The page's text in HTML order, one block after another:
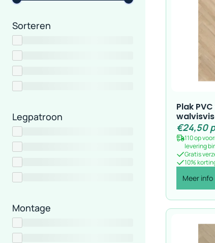
Sorteren
Standaard sortering
Legpatroon
Montage
Plak
€24,50
110 op
levering
Gratis
10%
Meer info